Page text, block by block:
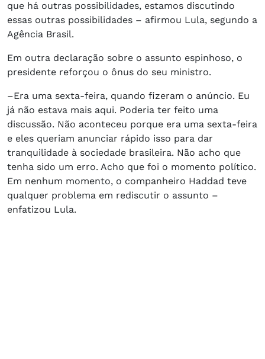
que há outras possibilidades, estamos discutindo
essas outras possibilidades – afirmou Lula, segundo a
Agência Brasil.
Em outra declaração sobre o assunto espinhoso, o
presidente reforçou o ônus do seu ministro.
–Era uma sexta-feira, quando fizeram o anúncio. Eu
já não estava mais aqui. Poderia ter feito uma
discussão. Não aconteceu porque era uma sexta-feira
e eles queriam anunciar rápido isso para dar
tranquilidade à sociedade brasileira. Não acho que
tenha sido um erro. Acho que foi o momento político.
Em nenhum momento, o companheiro Haddad teve
qualquer problema em rediscutir o assunto –
enfatizou Lula.